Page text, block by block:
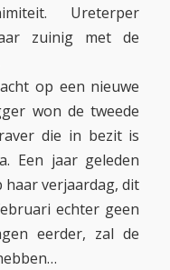
Ureterper
zuinig met de
op een nieuwe
won de tweede
die in bezit is
Een jaar geleden
verjaardag, dit
echter geen
eerder, zal de